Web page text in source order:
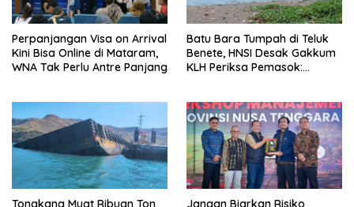
Perpanjangan Visa on Arrival
Kini Bisa Online di Mataram,
WNA Tak Perlu Antre Panjang
Batu Bara Tumpah di Teluk
Benete, HNSI Desak Gakkum
KLH Periksa Pemasok: